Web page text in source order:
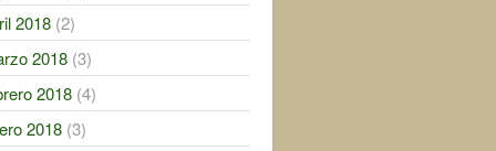
2018(2)
2018(3)
2018(4)
2018(3)